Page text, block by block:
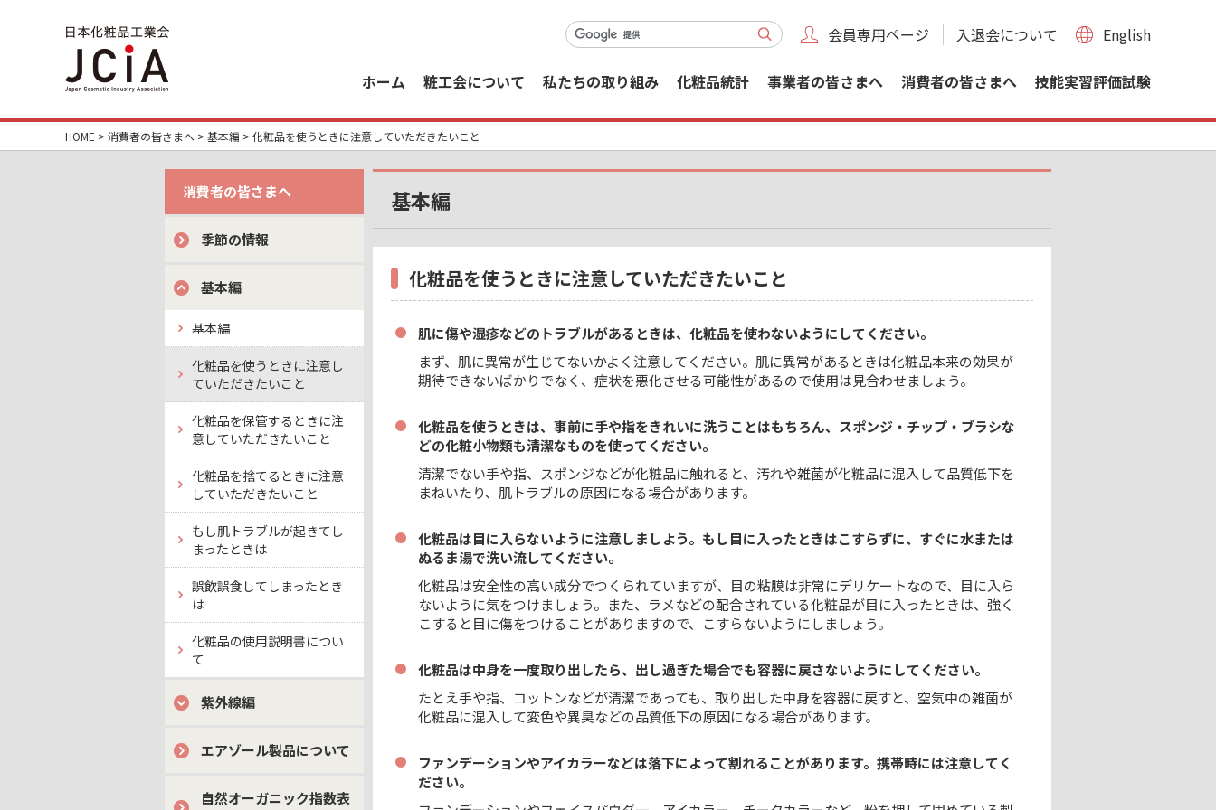
会員専用ページ 入退会について English
ホーム 粧工会について 私たちの取り組み 化粧品統計 事業者の皆さまへ 消費者の皆さまへ 技能実習評価試験
HOME > 消費者の皆さまへ > 基本編 > 化粧品を使うときに注意していただきたいこと
消費者の皆さまへ
季節の情報
基本編
基本編
化粧品を使うときに注意し
ていただきたいこと
化粧品を保管するときに注
意していただきたいこと
化粧品を捨てるときに注意
していただきたいこと
もし肌トラブルが起きてし
まったときは
誤飲誤食してしまったとき
は
化粧品の使用説明書につい
て
紫外線編
エアゾール製品について
自然オーガニック指数表
基本編
化粧品を使うときに注意していただきたいこと
肌に傷や湿疹などのトラブルがあるときは、化粧品を使わないようにしてください。
まず、肌に異常が生じてないかよく注意してください。肌に異常があるときは化粧品本来の効果が
期待できないばかりでなく、症状を悪化させる可能性があるので使用は見合わせましょう。
化粧品を使うときは、事前に手や指をきれいに洗うことはもちろん、スポンジ・チップ・ブラシな
どの化粧小物類も清潔なものを使ってください。
清潔でない手や指、スポンジなどが化粧品に触れると、汚れや雑菌が化粧品に混入して品質低下を
まねいたり、肌トラブルの原因になる場合があります。
化粧品は目に入らないように注意しましよう。もし目に入ったときはこすらずに、すぐに水または
ぬるま湯で洗い流してください。
化粧品は安全性の高い成分でつくられていますが、目の粘膜は非常にデリケートなので、目に入ら
ないように気をつけましょう。また、ラメなどの配合されている化粧品が目に入ったときは、強く
こすると目に傷をつけることがありますので、こすらないようにしましょう。
化粧品は中身を一度取り出したら、出し過ぎた場合でも容器に戻さないようにしてください。
たとえ手や指、コットンなどが清潔であっても、取り出した中身を容器に戻すと、空気中の雑菌が
化粧品に混入して変色や異臭などの品質低下の原因になる場合があります。
ファンデーションやアイカラーなどは落下によって割れることがあります。携帯時には注意してく
ださい。